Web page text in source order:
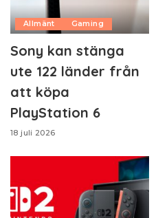
Allmänt Gaming
Sony kan stänga
ute 122 länder från
att köpa
PlayStation 6
18 juli 2026